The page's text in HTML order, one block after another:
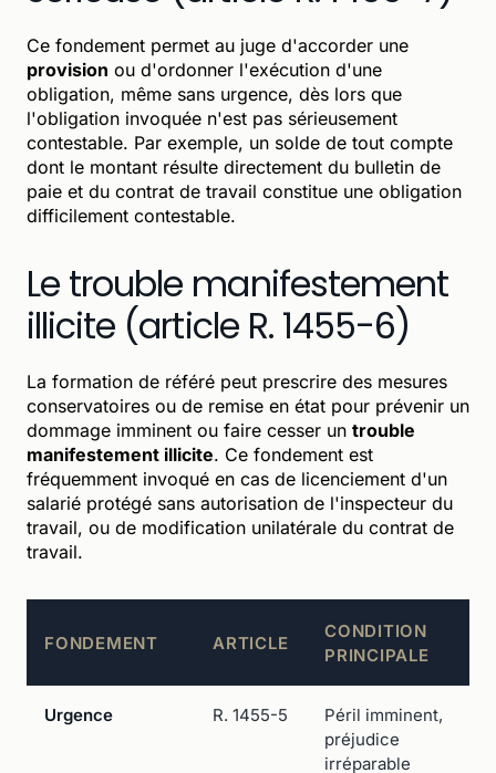
Ce fondement permet au juge d'accorder une
provision ou d'ordonner l'exécution d'une
obligation, même sans urgence, dès lors que
l'obligation invoquée n'est pas sérieusement
contestable. Par exemple, un solde de tout compte
dont le montant résulte directement du bulletin de
paie et du contrat de travail constitue une obligation
difficilement contestable.
Le trouble manifestement
illicite (article R. 1455-6)
La formation de référé peut prescrire des mesures
conservatoires ou de remise en état pour prévenir un
dommage imminent ou faire cesser un trouble
manifestement illicite. Ce fondement est
fréquemment invoqué en cas de licenciement d'un
salarié protégé sans autorisation de l'inspecteur du
travail, ou de modification unilatérale du contrat de
travail.
FONDEMENT ARTICLE
CONDITION
PRINCIPALE
Urgence R. 1455-5
Péril imminent,
préjudice
irréparable